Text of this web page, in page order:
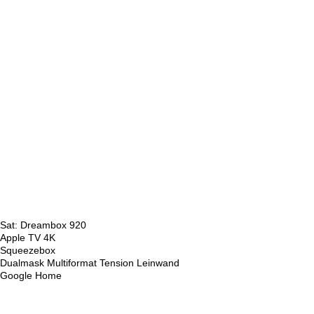
Sat: Dreambox 920
Apple TV 4K
Squeezebox
Dualmask Multiformat Tension Leinwand
Google Home